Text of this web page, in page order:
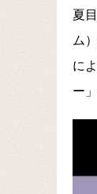
夏
ム
に
ー